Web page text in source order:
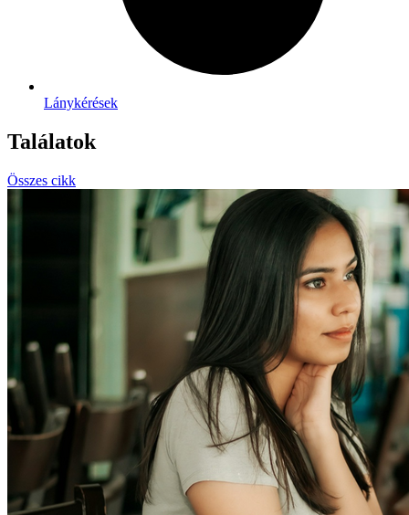
Lánykérések
Találatok
Összes cikk